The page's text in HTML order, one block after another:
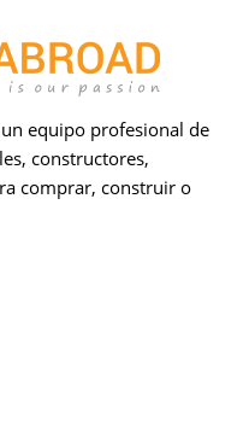
equipo profesional de
constructores,
comprar, construir o